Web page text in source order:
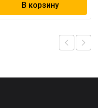
В корзину